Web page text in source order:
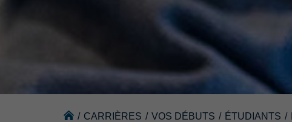
/ CARRIÈRES / VOS DÉBUTS / ÉTUDIANTS /